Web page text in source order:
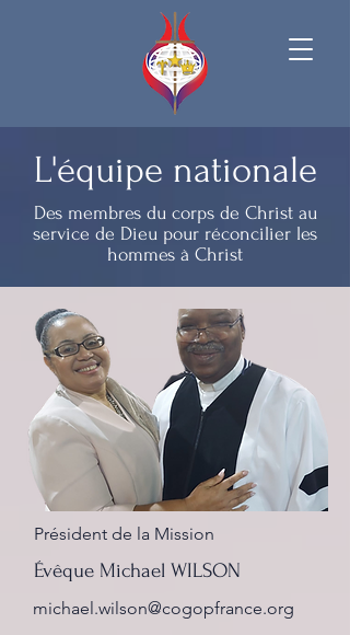
L'équipe nationale
Des membres du corps de Christ au
service de Dieu pour réconcilier les
hommes à Christ
Président de la Mission
Évêque Michael WILSON
michael.wilson@cogopfrance.org